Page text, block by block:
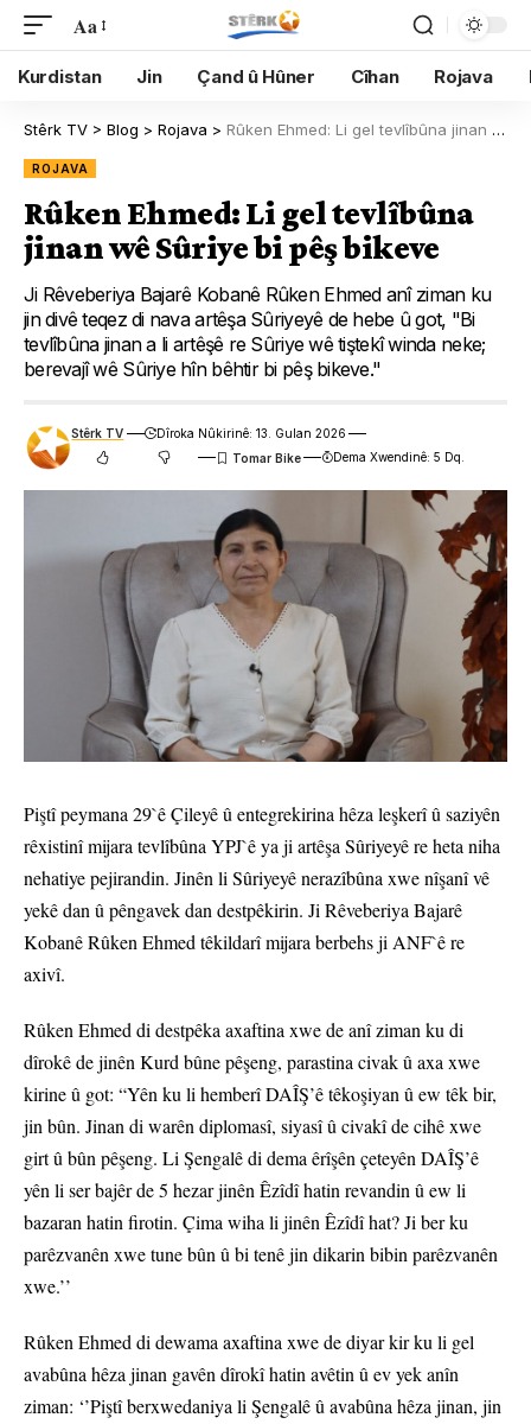
Aa
Kurdistan Jin Çand û Hûner Cîhan Rojava
Stêrk TV > Blog > Rojava > Rûken Ehmed: Li gel tevlîbûna jinan wê Sûriye bi pêş bikeve
ROJAVA
Rûken Ehmed: Li gel tevlîbûna
jinan wê Sûriye bi pêş bikeve
Ji Rêveberiya Bajarê Kobanê Rûken Ehmed anî ziman ku
jin divê teqez di nava artêşa Sûriyeyê de hebe û got, "Bi
tevlîbûna jinan a li artêşê re Sûriye wê tiştekî winda neke;
berevajî wê Sûriye hîn bêhtir bi pêş bikeve."
Stêrk TV
Dîroka Nûkirinê: 13. Gulan 2026
Dema Xwendinê: 5 Dq.
Piştî peymana 29`ê Çileyê û entegrekirina hêza leşkerî û saziyên
rêxistinî mijara tevlîbûna YPJ`ê ya ji artêşa Sûriyeyê re heta niha
nehatiye pejirandin. Jinên li Sûriyeyê nerazîbûna xwe nîşanî vê
yekê dan û pêngavek dan destpêkirin. Ji Rêveberiya Bajarê
Kobanê Rûken Ehmed têkildarî mijara berbehs ji ANF`ê re
axivî.
Rûken Ehmed di destpêka axaftina xwe de anî ziman ku di
dîrokê de jinên Kurd bûne pêşeng, parastina civak û axa xwe
kirine û got: “Yên ku li hemberî DAÎŞ’ê têkoşiyan û ew têk bir,
jin bûn. Jinan di warên diplomasî, siyasî û civakî de cihê xwe
girt û bûn pêşeng. Li Şengalê di dema êrîşên çeteyên DAÎŞ’ê
yên li ser bajêr de 5 hezar jinên Êzîdî hatin revandin û ew li
bazaran hatin firotin. Çima wiha li jinên Êzîdî hat? Ji ber ku
parêzvanên xwe tune bûn û bi tenê jin dikarin bibin parêzvanên
xwe.’’
Rûken Ehmed di dewama axaftina xwe de diyar kir ku li gel
avabûna hêza jinan gavên dîrokî hatin avêtin û ev yek anîn
ziman: ‘’Piştî berxwedaniya li Şengalê û avabûna hêza jinan, jin